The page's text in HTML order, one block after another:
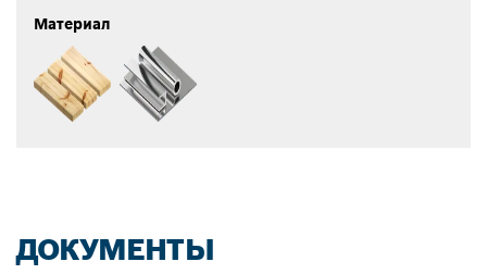
Материал
ДОКУМЕНТЫ